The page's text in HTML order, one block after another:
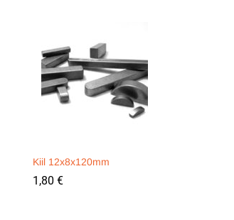
Kiil 12x8x120mm
1,80 €
1,80 €